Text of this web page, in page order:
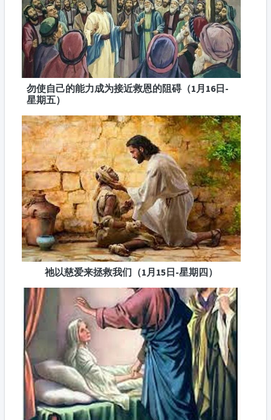
勿使自己的能力成为接近救恩的阻碍（1月16日-
星期五）
祂以慈爱来拯救我们（1月15日-星期四）